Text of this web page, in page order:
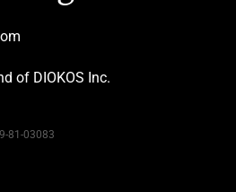
of DIOKOS Inc.
81-03083